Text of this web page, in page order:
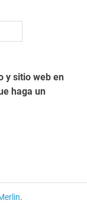
y sitio web en
haga un
.